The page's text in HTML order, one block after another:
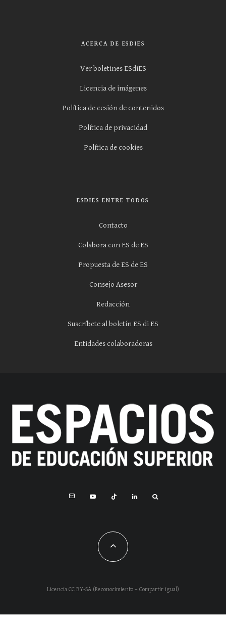
ACERCA DE ESDIES
Ver boletines ESdiES
Licencia de imágenes
Política de cesión de contenidos
Política de privacidad
Política de cookies
ESDIES ENTRE TODOS
Contacto
Colabora con ES de ES
Propuesta de ES de ES
Consejo Asesor
Redacción
Suscríbete al boletín ES di ES
Entidades colaboradoras
Licencia CC BY-SA (Reconocimiento – Compartir igual)